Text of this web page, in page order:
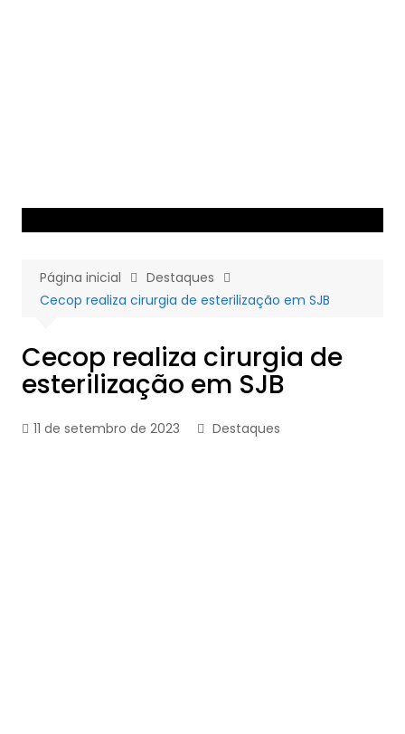
Página inicial
Destaques
Cecop realiza cirurgia de esterilização em SJB
Cecop realiza cirurgia de
esterilização em SJB
11 de setembro de 2023 Destaques